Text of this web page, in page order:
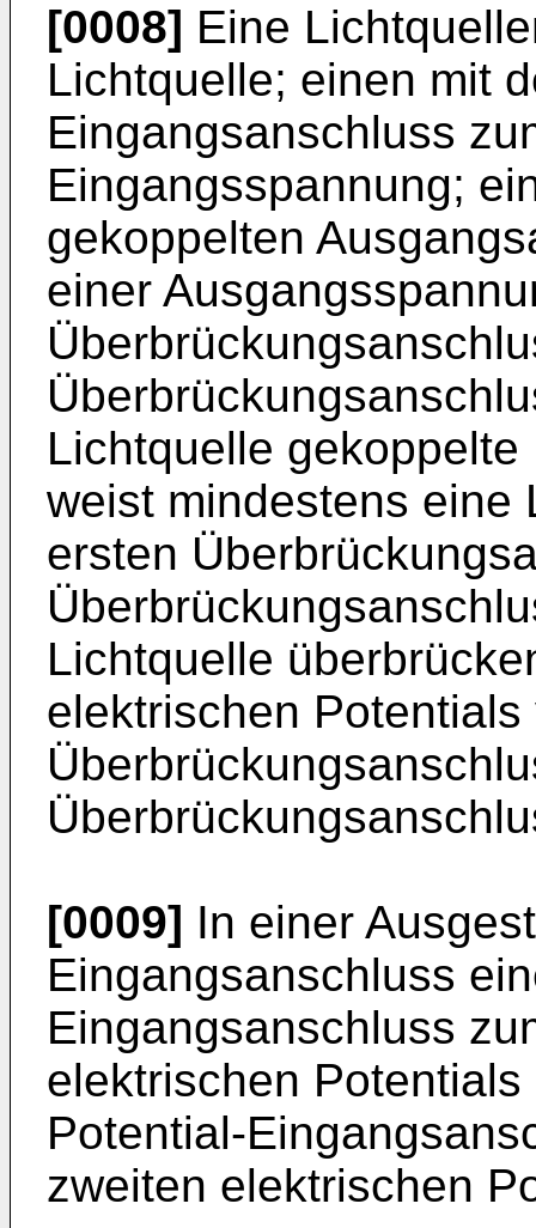
[0008] Eine
Lichtquelle; einen mit
Eingangsanschluss
Eingangsspannung;
gekoppelten
einer
Lichtquelle
weist mindestens eine
ersten
Lichtquelle
elektrischen
[0009] In einer
Eingangsanschluss
Eingangsanschluss
elektrischen
Potential-
zweiten elektrischen